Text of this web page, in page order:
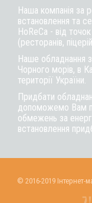
Наша компанія за
встановлення та
HoReCa - від
(ресторанів,
Наше обладнання
Чорного морів, в
території України.
Придбати
допоможемо Вам
обмежень за
встановлення
© 2016-2019 Інтернет-